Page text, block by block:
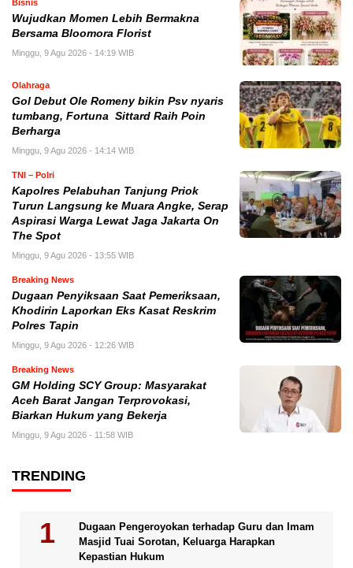
Bisnis
Wujudkan Momen Lebih Bermakna
Bersama Bloomora Florist
Minggu, 9 Agu 2026 - 14:19 WIB
Olahraga
Gol Debut Ole Romeny bikin Psv nyaris
tumbang, Fortuna Sittard Raih Poin
Berharga
Minggu, 9 Agu 2026 - 14:14 WIB
TNI – Polri
Kapolres Pelabuhan Tanjung Priok
Turun Langsung ke Muara Angke, Serap
Aspirasi Warga Lewat Jaga Jakarta On
The Spot
Minggu, 9 Agu 2026 - 13:55 WIB
Breaking News
Dugaan Penyiksaan Saat Pemeriksaan,
Khodirin Laporkan Eks Kasat Reskrim
Polres Tapin
Minggu, 9 Agu 2026 - 12:26 WIB
Breaking News
GM Holding SCY Group: Masyarakat
Aceh Barat Jangan Terprovokasi,
Biarkan Hukum yang Bekerja
Minggu, 9 Agu 2026 - 11:58 WIB
TRENDING
Dugaan Pengeroyokan terhadap Guru dan Imam
Masjid Tuai Sorotan, Keluarga Harapkan
Kepastian Hukum